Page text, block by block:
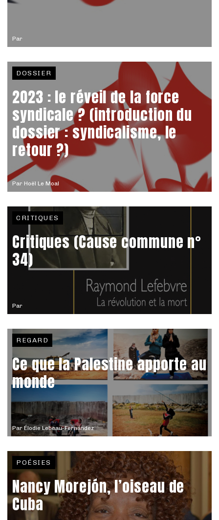
Par
Par Hoël Le Moal
DOSSIER
2023 : le réveil de la force
syndicale ? (introduction du
dossier : syndicalisme, le
retour ?)
Par
CRITIQUES
Critiques (Cause commune n°
34)
Par Élodie Lebeau-Fernández
REGARD
Ce que la Palestine apporte au
monde
POÉSIES
Nancy Morejón, l’oiseau de
Cuba